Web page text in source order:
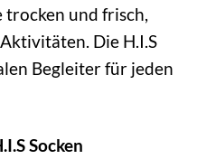
und frisch,
Die H.I.S
Begleiter für jeden
Socken